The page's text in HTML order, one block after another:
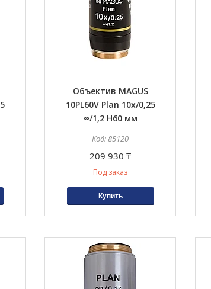
Объектив MAGUS
10PL60V Plan 10х/0,25
∞/1,2 H60 мм
85120
209 930 ₸
Под заказ
Купить